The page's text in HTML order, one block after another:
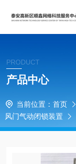
PRODUCT
产品中心
当前位置： 首页
风门气动闭锁装置